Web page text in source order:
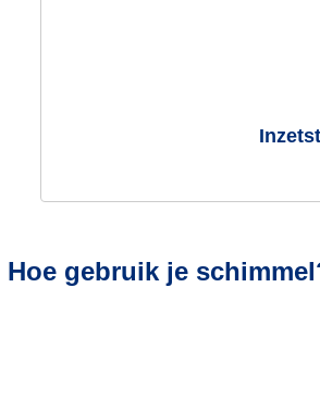
Hoe gebruik je